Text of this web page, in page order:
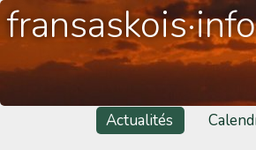
fransaskois·info
Actualités